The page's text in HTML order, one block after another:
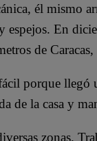
él mismo
En
de
porque
de la casa y
zonas.